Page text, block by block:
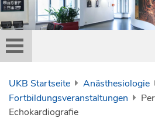
UKB Startseite Anästhesiologie
Fortbildungsveranstaltungen
Echokardiografie